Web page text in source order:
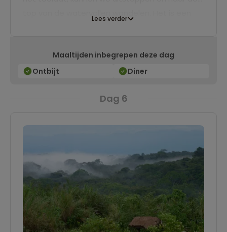
geen foto's te maken van dit indrukwekkende
schouwspel.
Lees verder
Maaltijden inbegrepen deze dag
Ontbijt
Diner
Dag 6